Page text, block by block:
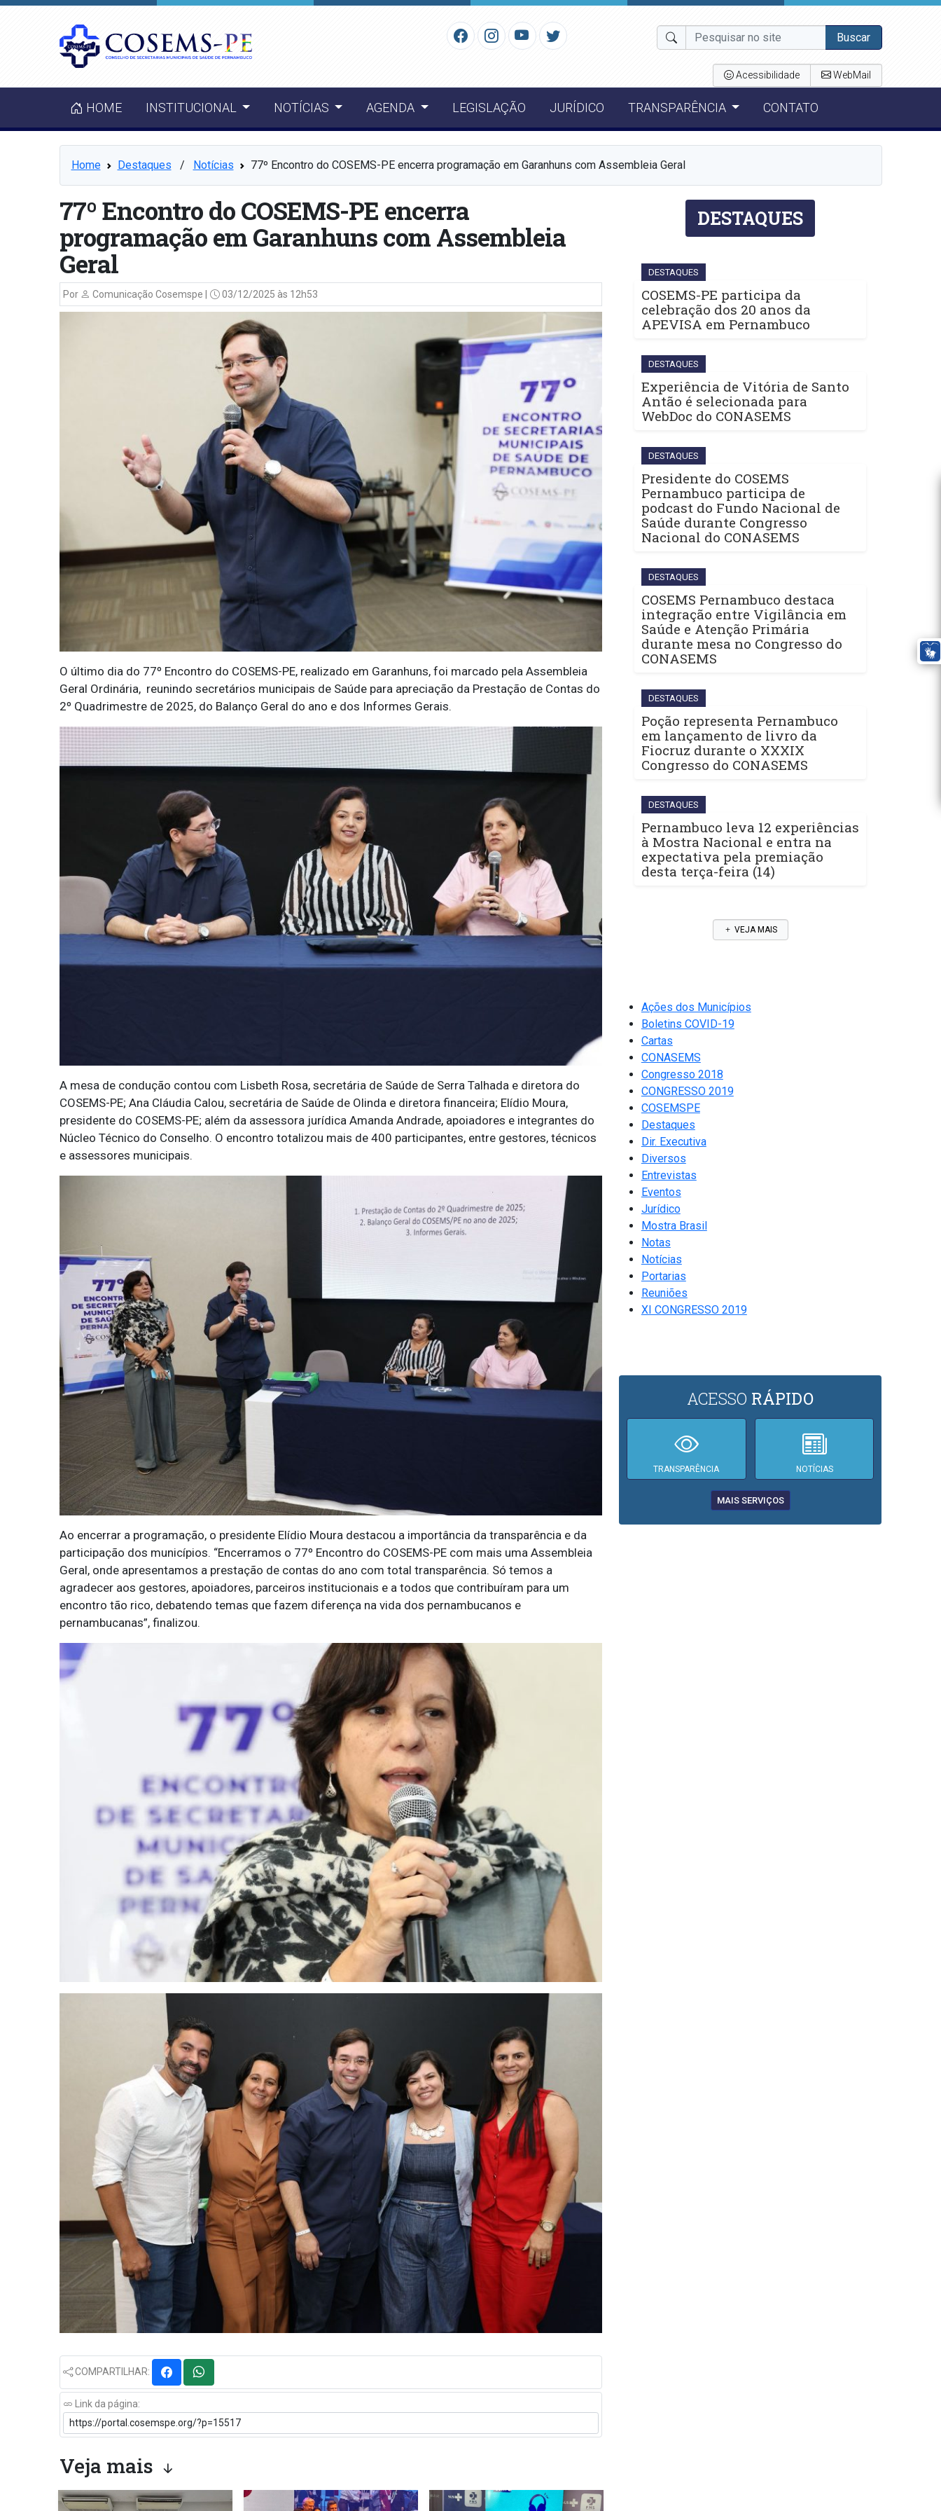
Buscar
Acessibilidade WebMail
HOME INSTITUCIONAL NOTÍCIAS AGENDA LEGISLAÇÃO JURÍDICO TRANSPARÊNCIA CONTATO
Home Destaques ⠀/⠀ Notícias 77º Encontro do COSEMS-PE encerra programação em Garanhuns com Assembleia Geral
77º Encontro do COSEMS-PE encerra
programação em Garanhuns com Assembleia
Geral
Por Comunicação Cosemspe | 03/12/2025 às 12h53
O último dia do 77º Encontro do COSEMS-PE, realizado em Garanhuns, foi marcado pela Assembleia
Geral Ordinária, reunindo secretários municipais de Saúde para apreciação da Prestação de Contas do
2º Quadrimestre de 2025, do Balanço Geral do ano e dos Informes Gerais.
A mesa de condução contou com Lisbeth Rosa, secretária de Saúde de Serra Talhada e diretora do
COSEMS-PE; Ana Cláudia Calou, secretária de Saúde de Olinda e diretora financeira; Elídio Moura,
presidente do COSEMS-PE; além da assessora jurídica Amanda Andrade, apoiadores e integrantes do
Núcleo Técnico do Conselho. O encontro totalizou mais de 400 participantes, entre gestores, técnicos
e assessores municipais.
Ao encerrar a programação, o presidente Elídio Moura destacou a importância da transparência e da
participação dos municípios. “Encerramos o 77º Encontro do COSEMS-PE com mais uma Assembleia
Geral, onde apresentamos a prestação de contas do ano com total transparência. Só temos a
agradecer aos gestores, apoiadores, parceiros institucionais e a todos que contribuíram para um
encontro tão rico, debatendo temas que fazem diferença na vida dos pernambucanos e
pernambucanas”, finalizou.
COMPARTILHAR:
Link da página:
Veja mais
DESTAQUES
DESTAQUES
COSEMS-PE participa da
celebração dos 20 anos da
APEVISA em Pernambuco
DESTAQUES
Experiência de Vitória de Santo
Antão é selecionada para
WebDoc do CONASEMS
DESTAQUES
Presidente do COSEMS
Pernambuco participa de
podcast do Fundo Nacional de
Saúde durante Congresso
Nacional do CONASEMS
DESTAQUES
COSEMS Pernambuco destaca
integração entre Vigilância em
Saúde e Atenção Primária
durante mesa no Congresso do
CONASEMS
DESTAQUES
Poção representa Pernambuco
em lançamento de livro da
Fiocruz durante o XXXIX
Congresso do CONASEMS
DESTAQUES
Pernambuco leva 12 experiências
à Mostra Nacional e entra na
expectativa pela premiação
desta terça-feira (14)
VEJA MAIS
Ações dos Municípios
Boletins COVID-19
Cartas
CONASEMS
Congresso 2018
CONGRESSO 2019
COSEMSPE
Destaques
Dir. Executiva
Diversos
Entrevistas
Eventos
Jurídico
Mostra Brasil
Notas
Notícias
Portarias
Reuniões
XI CONGRESSO 2019
ACESSO RÁPIDO
TRANSPARÊNCIA NOTÍCIAS
MAIS SERVIÇOS